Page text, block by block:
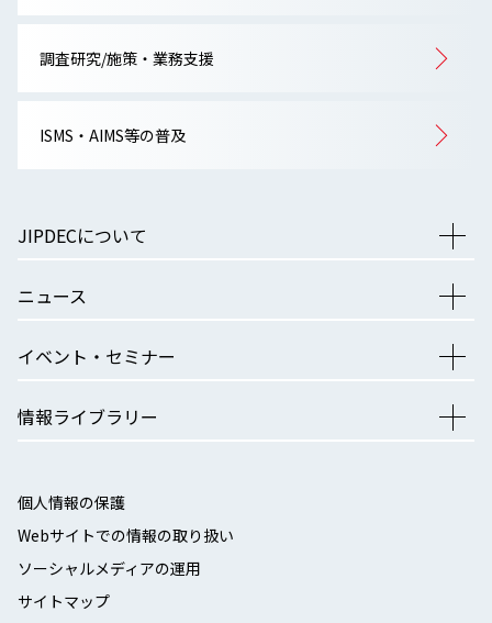
調査研究/施策・業務支援
ISMS・AIMS等の普及
JIPDECについて
ニュース
イベント・セミナー
情報ライブラリー
個人情報の保護
Webサイトでの情報の取り扱い
ソーシャルメディアの運用
サイトマップ